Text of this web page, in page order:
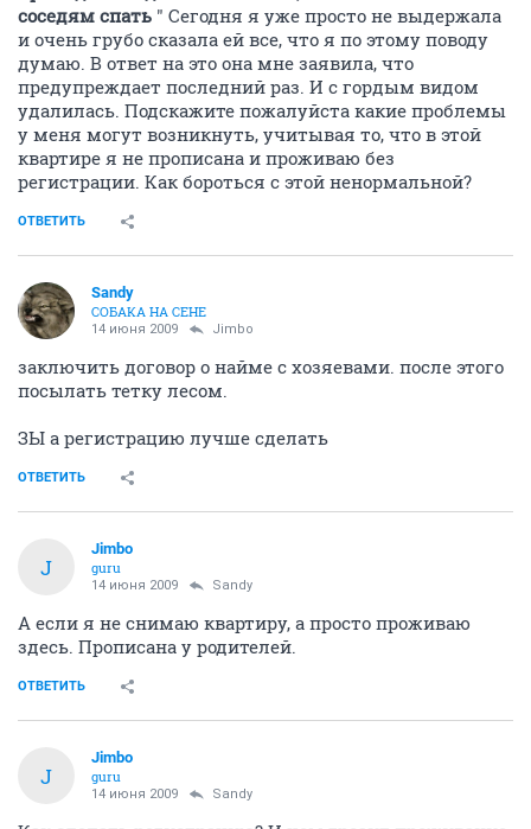
соседям спать " Сегодня я уже просто не выдержала
и очень грубо сказала ей все, что я по этому поводу
думаю. В ответ на это она мне заявила, что
предупреждает последний раз. И с гордым видом
удалилась. Подскажите пожалуйста какие проблемы
у меня могут возникнуть, учитывая то, что в этой
квартире я не прописана и проживаю без
регистрации. Как бороться с этой ненормальной?
ОТВЕТИТЬ
Sandy
СОБАКА НА СЕНЕ
14 июня 2009 Jimbo
заключить договор о найме с хозяевами. после этого
посылать тетку лесом.
ЗЫ а регистрацию лучше сделать
ОТВЕТИТЬ
J
Jimbo
guru
14 июня 2009 Sandy
А если я не снимаю квартиру, а просто проживаю
здесь. Прописана у родителей.
ОТВЕТИТЬ
J
Jimbo
guru
14 июня 2009 Sandy